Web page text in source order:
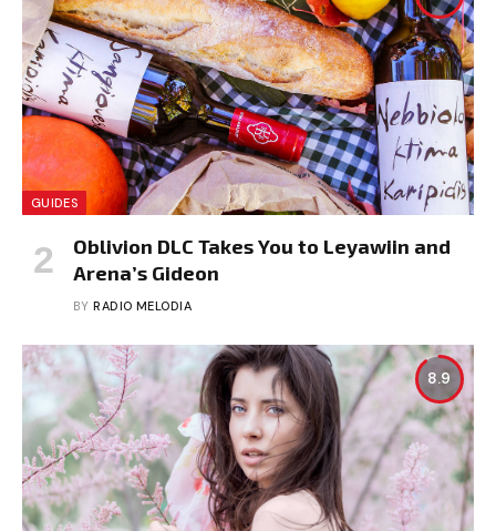
GUIDES
Oblivion DLC Takes You to Leyawiin and
Arena’s Gideon
BY RADIO MELODIA
8.9